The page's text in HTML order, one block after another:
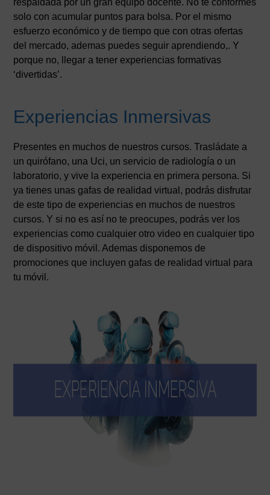
respaldada por un gran equipo docente. No te conformes
solo con acumular puntos para bolsa. Por el mismo
esfuerzo económico y de tiempo que con otras ofertas
del mercado, ademas puedes seguir aprendiendo,. Y
porque no, llegar a tener experiencias formativas
‘divertidas’.
Experiencias Inmersivas
Presentes en muchos de nuestros cursos. Trasládate a
un quirófano, una Uci, un servicio de radiología o un
laboratorio, y vive la experiencia en primera persona. Si
ya tienes unas gafas de realidad virtual, podrás disfrutar
de este tipo de experiencias en muchos de nuestros
cursos. Y si no es así no te preocupes, podrás ver los
experiencias como cualquier otro video en cualquier tipo
de dispositivo móvil. Ademas disponemos de
promociones que incluyen gafas de realidad virtual para
tu móvil.